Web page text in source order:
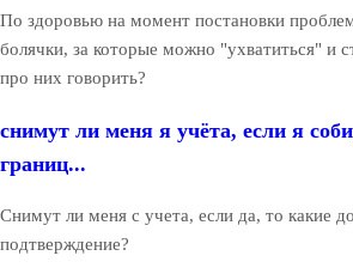
По здоровью на момент постановки
болячки, за которые можно "ухватиться" и
про них говорить?
снимут ли меня я учёта, если я
границ...
Снимут ли меня с учета, если да, то какие
подтверждение?